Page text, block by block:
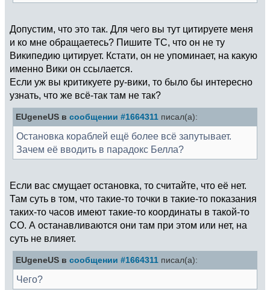
Допустим, что это так. Для чего вы тут цитируете меня
и ко мне обращаетесь? Пишите ТС, что он не ту
Википедию цитирует. Кстати, он не упоминает, на какую
именно Вики он ссылается.
Если уж вы критикуете ру-вики, то было бы интересно
узнать, что же всё-так там не так?
EUgeneUS в сообщении #1664311 писал(а):
Остановка кораблей ещё более всё запутывает.
Зачем её вводить в парадокс Белла?
Если вас смущает остановка, то считайте, что её нет.
Там суть в том, что такие-то точки в такие-то показания
таких-то часов имеют такие-то координаты в такой-то
СО. А останавливаются они там при этом или нет, на
суть не влияет.
EUgeneUS в сообщении #1664311 писал(а):
Чего?